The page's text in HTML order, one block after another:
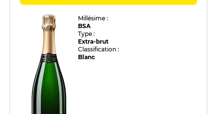
Millésime :
BSA
Type :
Extra-brut
Classification :
Blanc